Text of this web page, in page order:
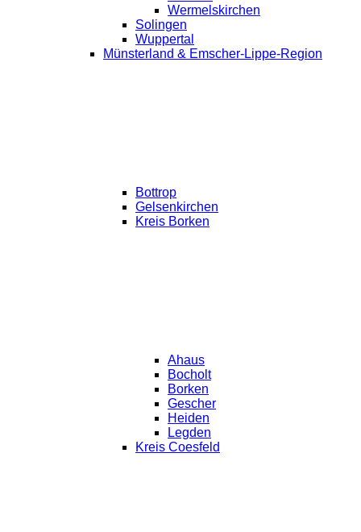
Wermelskirchen
Solingen
Wuppertal
Münsterland & Emscher-Lippe-Region
Bottrop
Gelsenkirchen
Kreis Borken
Ahaus
Bocholt
Borken
Gescher
Heiden
Legden
Kreis Coesfeld